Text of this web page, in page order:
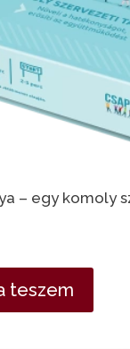
– egy komoly
teszem